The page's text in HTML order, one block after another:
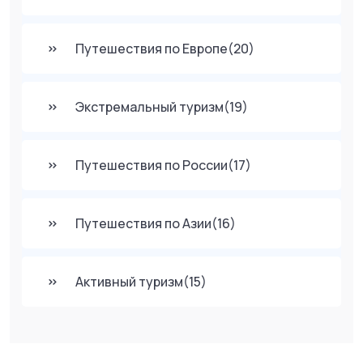
Путешествия по Европе(20)
Экстремальный туризм(19)
Путешествия по России(17)
Путешествия по Азии(16)
Активный туризм(15)